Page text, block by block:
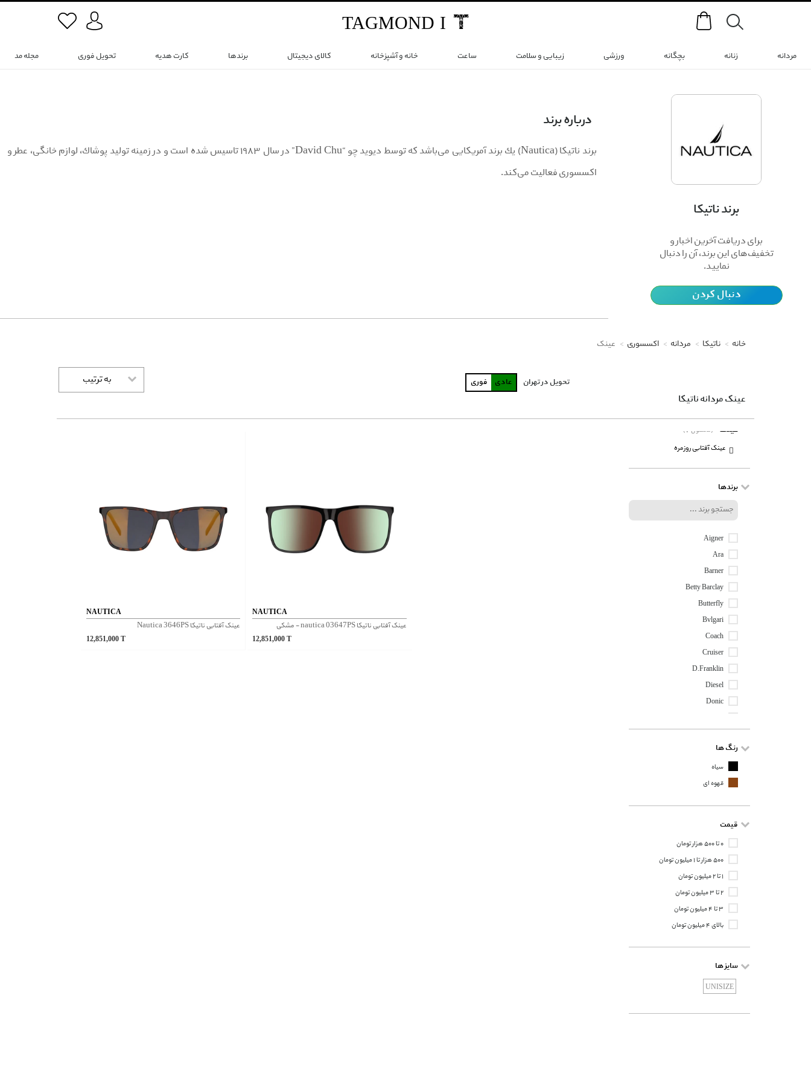
Search
TAGMOND I
مردانه زنانه بچگانه ورزشی زیبایی و سلامت ساعت خانه و آشپزخانه کالای دیجیتال برندها کارت هدیه تحویل فوری مجله مد
برند ناتیکا
برای دریافت آخرین اخبار و
تخفیف‌های این برند، آن را دنبال
نمایید.
دنبال کردن
درباره برند
برند ناتيكا (Nautica) يك برند آمريكايى مى‌باشد كه توسط ديويد چو “David Chu” در سال ١٩٨٣ تاسيس شده است و در زمينه توليد پوشاك، لوازم خانگى، عطر و
اكسسورى فعاليت مى‌كند.
تحویل در تهران عادی فوری به ترتیب
خانه ناتیکا مردانه اکسسوری عینک
عینک مردانه ناتیکا
NAUTICA
عینک آفتابی ناتیکا Nautica 3646PS
12,851,000 T
NAUTICA
عینک آفتابی ناتیکا nautica 03647PS - مشکی
12,851,000T
(2 محصول) عینک
عینک آفتابی روزمره
برندها
Aigner
Ara
Barner
Betty Barclay
Butterfly
Bvlgari
Coach
Cruiser
D.franklin
Diesel
Donic
Guess
Hawk
Issey Miyake
Lagerfeld
Lilage
Liu Jo
Lunato
Mango
Martiano
Mr Monkey
Mustang
Nautica
Neev
Optelli
رنگ ها
سیاه
قهوه ای
قیمت
۰ تا ۵۰۰ هزار تومان
۵۰۰ هزار تا ۱ میلیون تومان
۱ تا ۲ میلیون تومان
۲ تا ۳ میلیون تومان
۳ تا ۴ میلیون تومان
بالای ۴ میلیون تومان
سایز ها
UNISIZE